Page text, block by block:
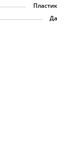
Пластик
Да